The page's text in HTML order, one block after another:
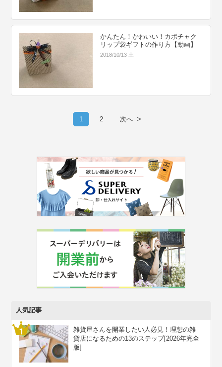
かんたん！かわいい！カボチャク
リップ袋ギフトの作り方【動画】
2018/10/13 土
1 2 次へ ＞
人気記事
雑貨屋さんを開業したい人必見！理想の雑
貨店になるための13のステップ[2026年完全
版]